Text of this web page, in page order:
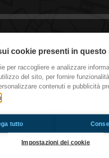
Degli
Quella di stasera
degli Adolescenti, il
commentare il festival
durante il festival per poi
www.radioimmaginaria.it
cookie presenti in questo
per raccogliere e analizzare
del sito, per fornire
contenuti e pubblicità
tutto
Impostazioni dei cookie